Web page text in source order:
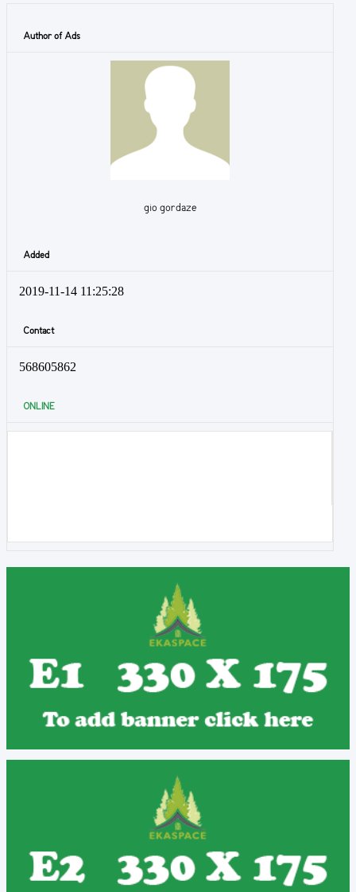
Author of Ads
gio gordaze
Added
2019-11-14 11:25:28
Contact
568605862
ONLINE